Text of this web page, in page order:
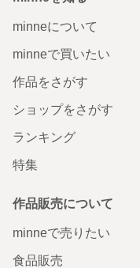
minneについて
minneで買いたい
作品をさがす
ショップをさがす
ランキング
特集
作品販売について
minneで売りたい
食品販売